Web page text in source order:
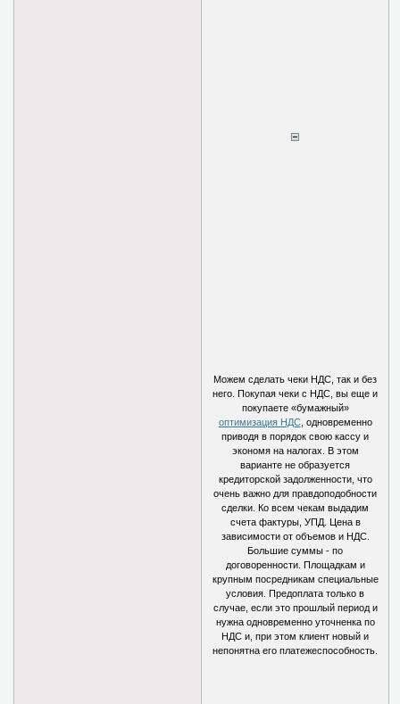
Можем сделать чеки НДС, так и без
него. Покупая чеки с НДС, вы еще и
покупаете «бумажный»
оптимизация НДС, одновременно
приводя в порядок свою кассу и
экономя на налогах. В этом
варианте не образуется
кредиторской задолженности, что
очень важно для правдоподобности
сделки. Ко всем чекам выдадим
счета фактуры, УПД. Цена в
зависимости от объемов и НДС.
Большие суммы - по
договоренности. Площадкам и
крупным посредникам специальные
условия. Предоплата только в
случае, если это прошлый период и
нужна одновременно уточненка по
НДС и, при этом клиент новый и
непонятна его платежеспособность.